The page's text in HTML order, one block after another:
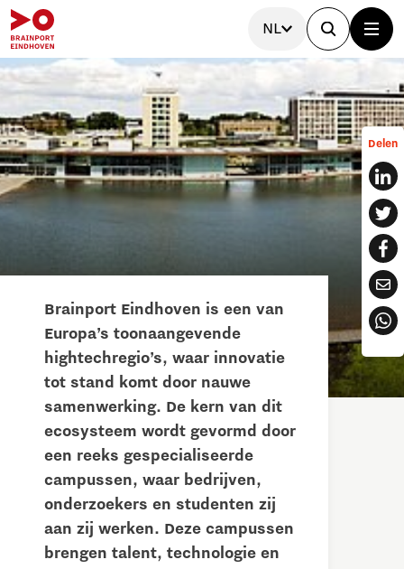
NL
Delen
Brainport Eindhoven is een van
Europa’s toonaangevende
hightechregio’s, waar innovatie
tot stand komt door nauwe
samenwerking. De kern van dit
ecosysteem wordt gevormd door
een reeks gespecialiseerde
campussen, waar bedrijven,
onderzoekers en studenten zij
aan zij werken. Deze campussen
brengen talent, technologie en